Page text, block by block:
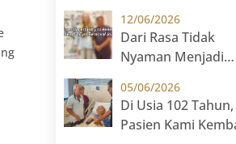
Screening
12/06/2026
Dari Rasa Tidak
Nyaman Menjadi
Hauf Menjalani
Operasi Kista di
Sunway Medical
05/06/2026
Di Usia 102 Tahun,
Pasien Kami